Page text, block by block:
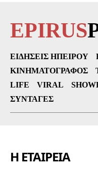
EPIRUS
ΕΙΔΉΣΕΙΣ ΗΠΕΊΡΟΥ
ΚΙΝΗΜΑΤΟΓΡΆΦΟΣ
LIFE
VIRAL
ΣΥΝΤΑΓΈΣ
Η ΕΤΑΙΡΕΙΑ